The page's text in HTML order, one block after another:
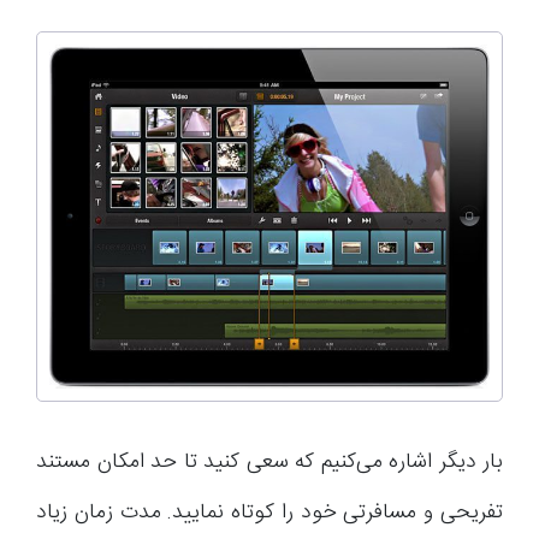
بار دیگر اشاره می‌کنیم که سعی کنید تا حد امکان مستند
تفریحی و مسافرتی خود را کوتاه نمایید. مدت زمان زیاد